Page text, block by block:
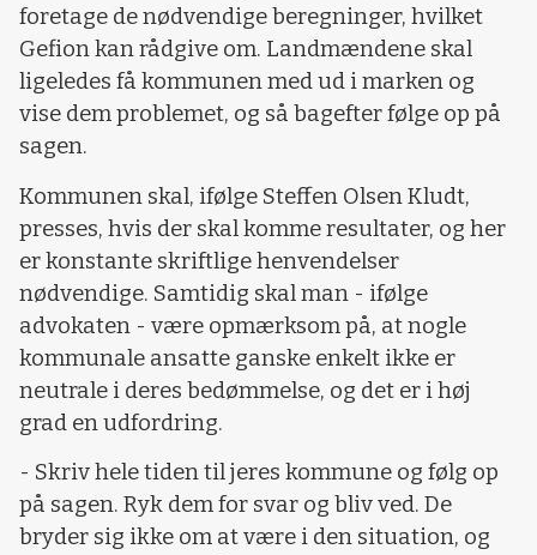
foretage de nødvendige beregninger, hvilket
Gefion kan rådgive om. Landmændene skal
ligeledes få kommunen med ud i marken og
vise dem problemet, og så bagefter følge op på
sagen.
Kommunen skal, ifølge Steffen Olsen Kludt,
presses, hvis der skal komme resultater, og her
er konstante skriftlige henvendelser
nødvendige. Samtidig skal man - ifølge
advokaten - være opmærksom på, at nogle
kommunale ansatte ganske enkelt ikke er
neutrale i deres bedømmelse, og det er i høj
grad en udfordring.
- Skriv hele tiden til jeres kommune og følg op
på sagen. Ryk dem for svar og bliv ved. De
bryder sig ikke om at være i den situation, og